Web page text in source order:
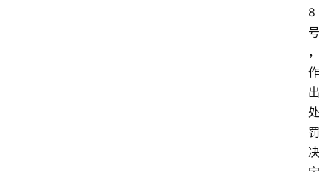
8
号
，
作
出
处
罚
决